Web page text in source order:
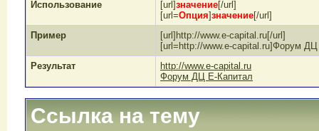
Использование [url]значение[/url]
[url=Опция]значение[/url]
Пример
[url]http://www.e-capital.ru[/url]
[url=http://www.e-capital.ru]Форум
Результат
http://www.e-capital.ru
Форум ДЦ Е-Капитал
Ссылка на тему